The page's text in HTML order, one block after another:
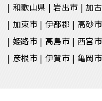
和歌山県
岩出市 加
加東市
伊都郡 高砂市
姫路市
高島市 西宮市
彦根市
伊賀市 亀岡市